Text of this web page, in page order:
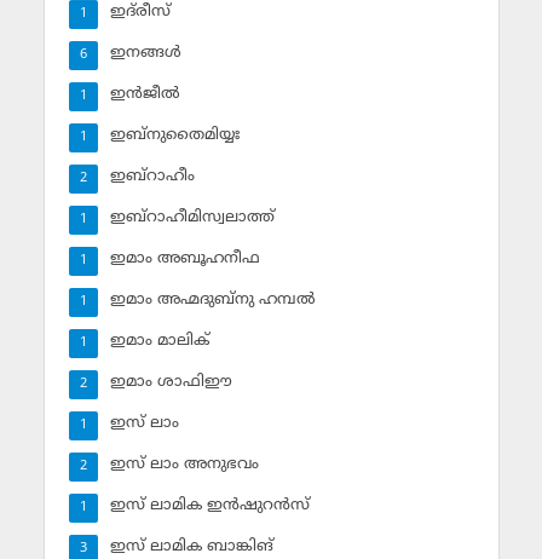
ഇദ്‌രീസ്‌
1
ഇനങ്ങള്‍
6
ഇന്‍ജീല്‍
1
ഇബ്‌നുതൈമിയ്യഃ
1
ഇബ്‌റാഹീം
2
ഇബ്‌റാഹീമിസ്വലാത്ത്
1
ഇമാം അബൂഹനീഫ
1
ഇമാം അഹ്മദുബ്‌നു ഹമ്പല്‍
1
ഇമാം മാലിക്
1
ഇമാം ശാഫിഈ
2
ഇസ് ലാം
1
ഇസ് ലാം അനുഭവം
2
ഇസ് ലാമിക ഇന്‍ഷുറന്‍സ്‌
1
ഇസ് ലാമിക ബാങ്കിങ്‌
3